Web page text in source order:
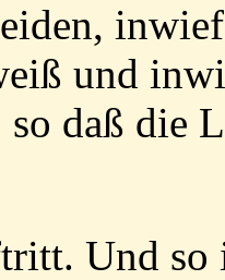
und
daß die
Und so